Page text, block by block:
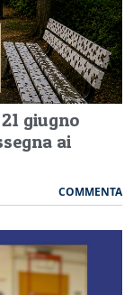
giugno
ai
COMMENTA